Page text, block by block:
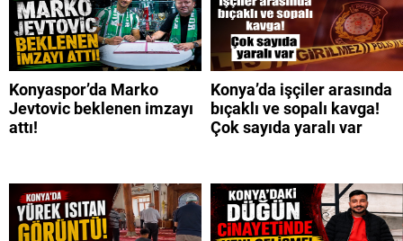
Konyaspor’da Marko
Jevtovic beklenen imzayı
attı!
Konya’da işçiler arasında
bıçaklı ve sopalı kavga!
Çok sayıda yaralı var